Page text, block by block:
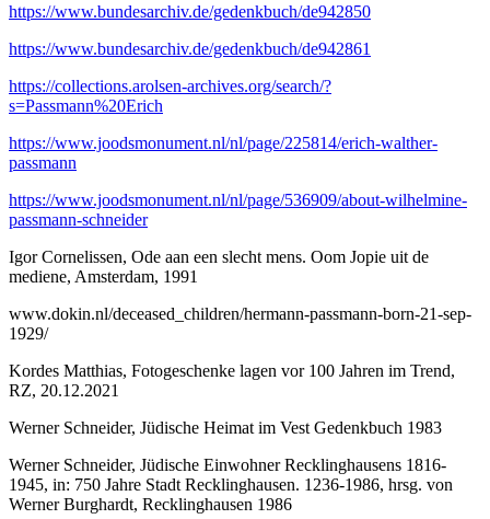
https://www.bundesarchiv.de/gedenkbuch/de942850
https://www.bundesarchiv.de/gedenkbuch/de942861
https://collections.arolsen-archives.org/search/?
s=Passmann%20Erich
https://www.joodsmonument.nl/nl/page/225814/erich-walther-
passmann
https://www.joodsmonument.nl/nl/page/536909/about-wilhelmine-
passmann-schneider
Igor Cornelissen, Ode aan een slecht mens. Oom Jopie uit de
mediene, Amsterdam, 1991
www.dokin.nl/deceased_children/hermann-passmann-born-21-sep-
1929/
Kordes Matthias, Fotogeschenke lagen vor 100 Jahren im Trend,
RZ, 20.12.2021
Werner Schneider, Jüdische Heimat im Vest Gedenkbuch 1983
Werner Schneider, Jüdische Einwohner Recklinghausens 1816-
1945, in: 750 Jahre Stadt Recklinghausen. 1236-1986, hrsg. von
Werner Burghardt, Recklinghausen 1986